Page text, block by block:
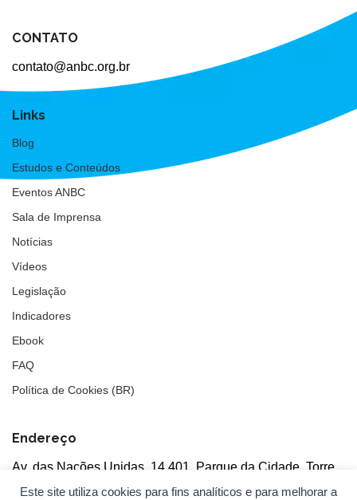
Este site utiliza cookies para fins analíticos e para melhorar a
CONTATO
contato@anbc.org.br
Links
Blog
Estudos e Conteúdos
Eventos ANBC
Sala de Imprensa
Notícias
Vídeos
Legislação
Indicadores
Ebook
FAQ
Política de Cookies (BR)
Endereço
Av. das Nações Unidas, 14.401, Parque da Cidade, Torre
Tarumã